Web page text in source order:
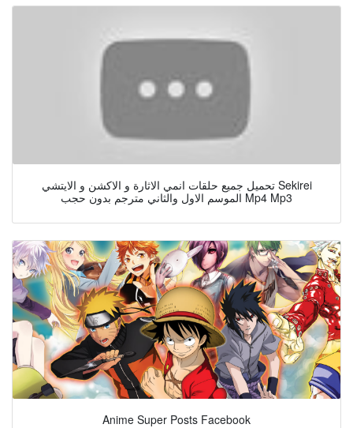
تحميل جميع حلقات انمي الاثارة و الاكشن و الايتشي Sekirei
الموسم الاول والثاني مترجم بدون حجب Mp4 Mp3
Anime Super Posts Facebook